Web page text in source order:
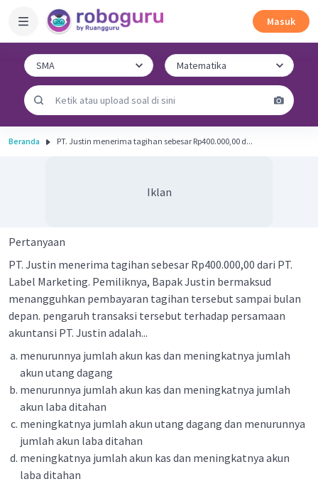
Masuk
Beranda PT. Justin menerima tagihan sebesar Rp400.000,00 d...
Iklan
Pertanyaan
PT. Justin menerima tagihan sebesar Rp400.000,00 dari PT.
Label Marketing. Pemiliknya, Bapak Justin bermaksud
menangguhkan pembayaran tagihan tersebut sampai bulan
depan. pengaruh transaksi tersebut terhadap persamaan
akuntansi PT. Justin adalah...
menurunnya jumlah akun kas dan meningkatnya jumlah
akun utang dagang
menurunnya jumlah akun kas dan meningkatnya jumlah
akun laba ditahan
meningkatnya jumlah akun utang dagang dan menurunnya
jumlah akun laba ditahan
meningkatnya jumlah akun kas dan meningkatnya akun
laba ditahan